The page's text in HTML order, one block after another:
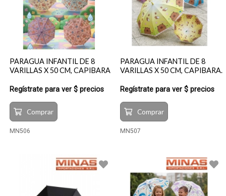
PARAGUA INFANTIL DE 8
VARILLAS X 50 CM, CAPIBARA
Regístrate para ver $ precios
Comprar
MN506
PARAGUA INFANTIL DE 8
VARILLAS X 50 CM, CAPIBARA.
Regístrate para ver $ precios
Comprar
MN507